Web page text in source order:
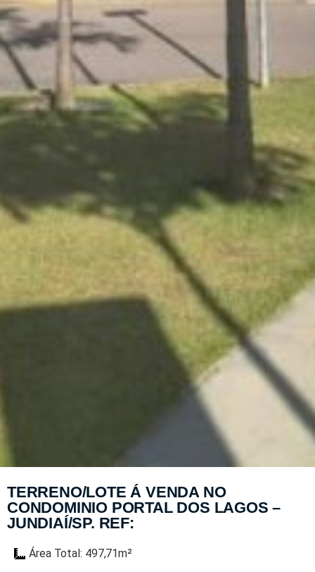
TERRENO/LOTE Á VENDA NO
CONDOMINIO PORTAL DOS LAGOS –
JUNDIAÍ/SP. REF:
Área Total: 497,71m²